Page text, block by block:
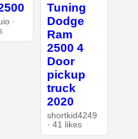
·
Tuning
Dodge
Ram
2500 4
Door
pickup
truck
2020
shortkid4249
· 41 likes